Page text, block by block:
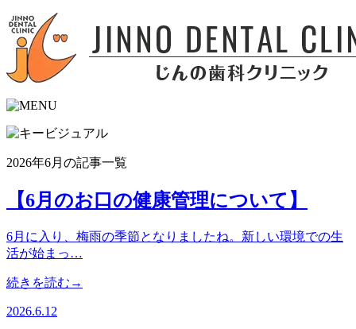
2026年6月の記事一覧
【6月のお口の健康管理について】
6月に入り、梅雨の季節となりましたね。新しい環境での生
活が始まっ…
続きを読む→
2026.6.12